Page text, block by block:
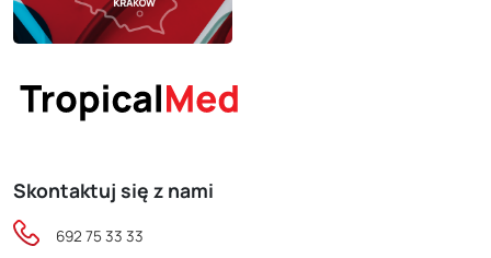
Skontaktuj się z nami
692 75 33 33